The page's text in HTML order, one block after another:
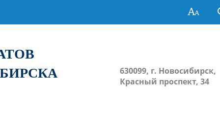
630099, г. Новосибирск,
Красный проспект, 34